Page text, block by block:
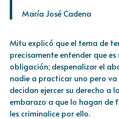
María José Cadena
Mitu explicó que el tema de
precisamente entender que
obligación; despenalizar el
nadie a practicar uno pero
decidan ejercer su derecho a
embarazo a que lo hagan de
les criminalice por ello.